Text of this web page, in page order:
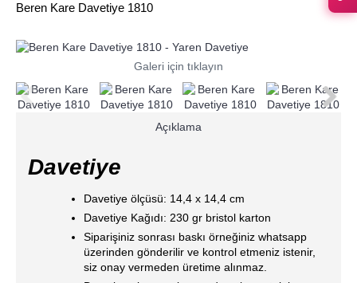
Beren Kare Davetiye 1810
Galeri için tıklayın
Açıklama
Davetiye
Davetiye ölçüsü: 14,4 x 14,4 cm
Davetiye Kağıdı: 230 gr bristol karton
Siparişiniz sonrası baskı örneğiniz whatsapp
üzerinden gönderilir ve kontrol etmeniz istenir,
siz onay vermeden üretime alınmaz.